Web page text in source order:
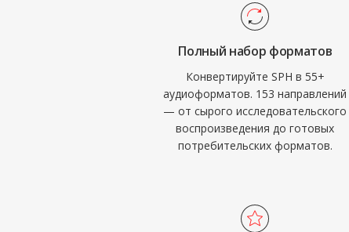
Полный набор форматов
Конвертируйте SPH в 55+
аудиоформатов. 153 направлений
— от сырого исследовательского
воспроизведения до готовых
потребительских форматов.